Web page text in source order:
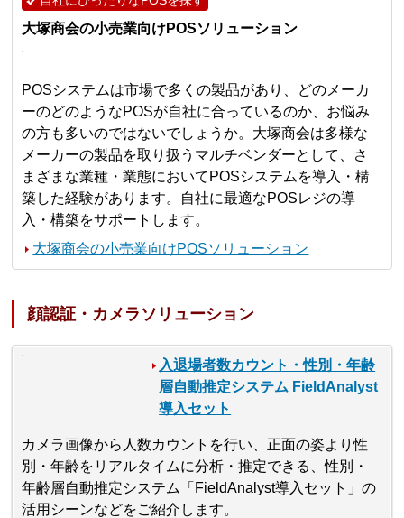
大塚商会の小売業向けPOSソリューション
POSシステムは市場で多くの製品があり、どのメーカ
ーのどのようなPOSが自社に合っているのか、お悩み
の方も多いのではないでしょうか。大塚商会は多様な
メーカーの製品を取り扱うマルチベンダーとして、さ
まざまな業種・業態においてPOSシステムを導入・構
築した経験があります。自社に最適なPOSレジの導
入・構築をサポートします。
大塚商会の小売業向けPOSソリューション
顔認証・カメラソリューション
入退場者数カウント・性別・年齢
層自動推定システム FieldAnalyst
導入セット
カメラ画像から人数カウントを行い、正面の姿より性
別・年齢をリアルタイムに分析・推定できる、性別・
年齢層自動推定システム「FieldAnalyst導入セット」の
活用シーンなどをご紹介します。